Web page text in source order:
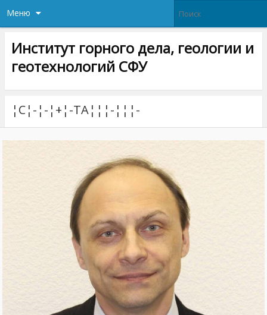
Меню
Институт горного дела, геологии и
геотехнологий СФУ
¦С¦-¦-¦+¦-TА¦¦¦-¦¦¦-